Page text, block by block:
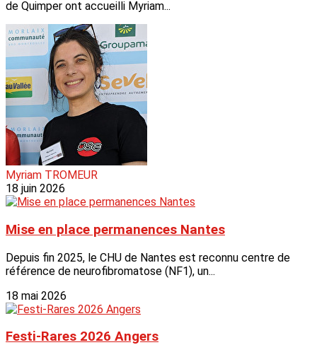
de Quimper ont accueilli Myriam...
Myriam TROMEUR
18 juin 2026
Mise en place permanences Nantes
Depuis fin 2025, le CHU de Nantes est reconnu centre de
référence de neurofibromatose (NF1), un...
18 mai 2026
Festi-Rares 2026 Angers